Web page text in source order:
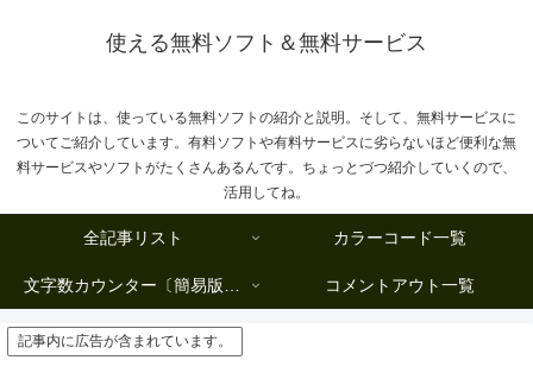
使える無料ソフト＆無料サービス
このサイトは、使っている無料ソフトの紹介と説明。そして、無料サービスに
ついてご紹介しています。有料ソフトや有料サービスに劣らないほど便利な無
料サービスやソフトがたくさんあるんです。ちょっとづつ紹介していくので、
活用してね。
全記事リスト カラーコード一覧
文字数カウンター〔簡易版複数行タイプ〕 コメントアウト一覧
記事内に広告が含まれています。